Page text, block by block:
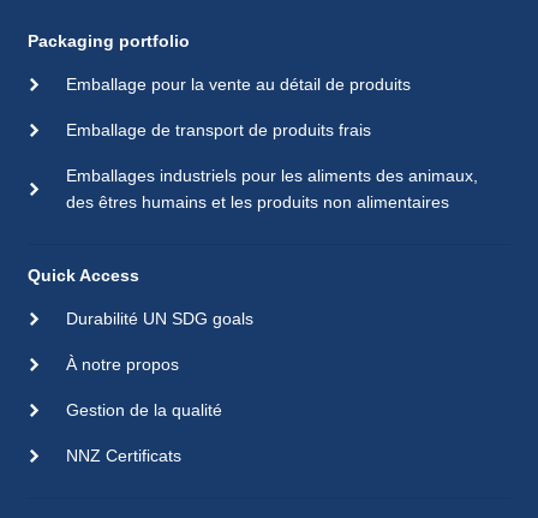
Packaging portfolio
Emballage pour la vente au détail de produits
Emballage de transport de produits frais
Emballages industriels pour les aliments des animaux,
des êtres humains et les produits non alimentaires
Quick Access
Durabilité UN SDG goals
À notre propos
Gestion de la qualité
NNZ Certificats